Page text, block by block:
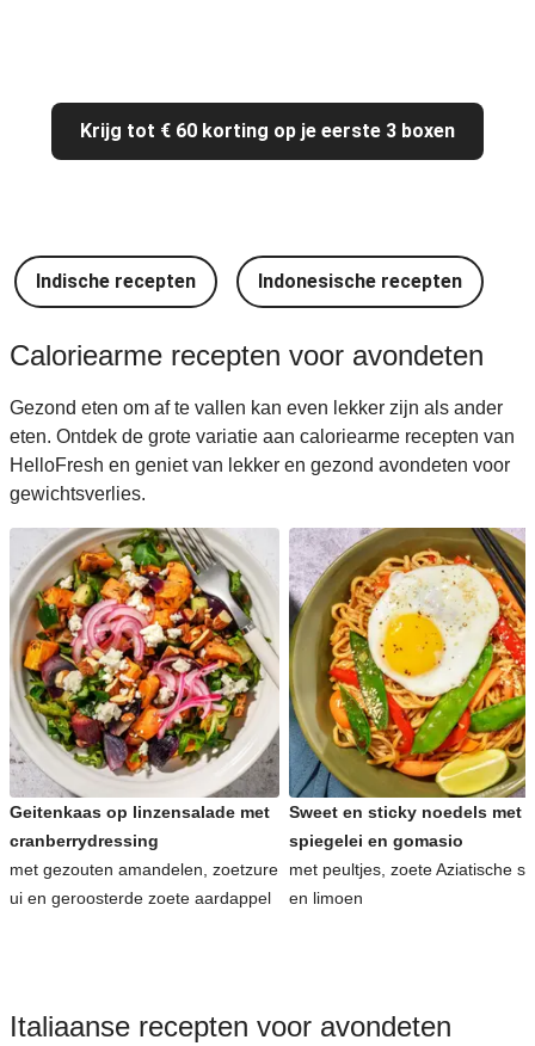
Krijg tot € 60 korting op je eerste 3 boxen
Indische recepten Indonesische recepten
Caloriearme recepten voor avondeten
Gezond eten om af te vallen kan even lekker zijn als ander
eten. Ontdek de grote variatie aan caloriearme recepten van
HelloFresh en geniet van lekker en gezond avondeten voor
gewichtsverlies.
Geitenkaas op linzensalade met
cranberrydressing
met gezouten amandelen, zoetzure
ui en geroosterde zoete aardappel
Sweet en sticky noedels met
spiegelei en gomasio
met peultjes, zoete Aziatische
en limoen
Italiaanse recepten voor avondeten